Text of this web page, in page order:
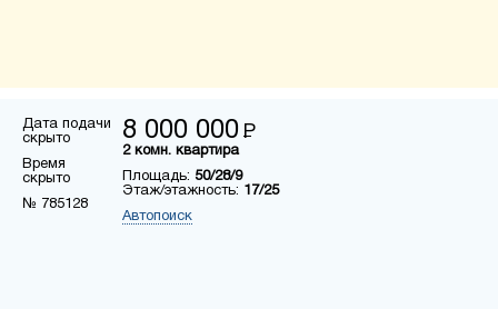
Дата подачи
скрыто
Время
скрыто
№ 785128
8 000 000 Р
2 комн. квартира
Площадь: 50/28/9
Этаж/этажность: 17/25
Автопоиск